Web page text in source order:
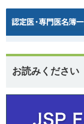
お読みください